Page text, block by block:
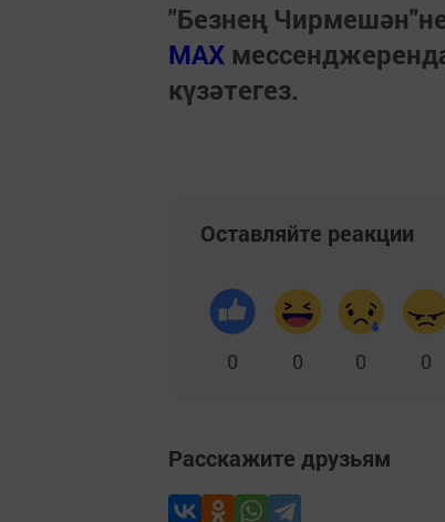
"Безнең
МАХ
күзәтегез.
Оставляйте реакции
0 0 0 0
Расскажите друзьям